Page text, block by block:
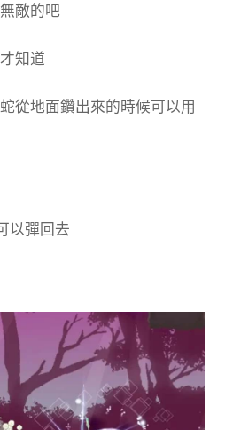
敵的吧
知道
從地面鑽出來的時候可以用
以彈回去